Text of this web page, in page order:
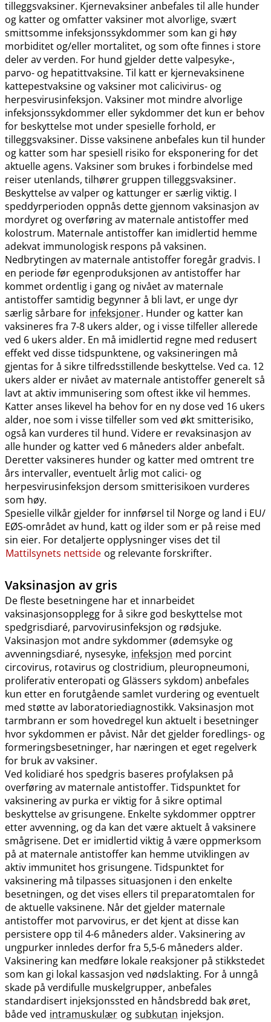
tilleggsvaksiner. Kjernevaksiner anbefales til alle hunder
og katter og omfatter vaksiner mot alvorlige, svært
smittsomme infeksjonssykdommer som kan gi høy
morbiditet og​/​eller mortalitet, og som ofte finnes i store
deler av verden. For hund gjelder dette valpesyke-,
parvo- og hepatittvaksine. Til katt er kjernevaksinene
kattepestvaksine og vaksiner mot calicivirus- og
herpesvirusinfeksjon. Vaksiner mot mindre alvorlige
infeksjonssykdommer eller sykdommer det kun er behov
for beskyttelse mot under spesielle forhold, er
tilleggsvaksiner. Disse vaksinene anbefales kun til hunder
og katter som har spesiell risiko for eksponering for det
aktuelle agens. Vaksiner som brukes i forbindelse med
reiser utenlands, tilhører gruppen tilleggsvaksiner.
Beskyttelse av valper og kattunger er særlig viktig. I
speddyrperioden oppnås dette gjennom vaksinasjon av
mordyret og overføring av maternale antistoffer med
kolostrum. Maternale antistoffer kan imidlertid hemme
adekvat immunologisk respons på vaksinen.
Nedbrytingen av maternale antistoffer foregår gradvis. I
en periode før egenproduksjonen av antistoffer har
kommet ordentlig i gang og nivået av maternale
antistoffer samtidig begynner å bli lavt, er unge dyr
særlig sårbare for infeksjoner. Hunder og katter kan
vaksineres fra 7-8 ukers alder, og i visse tilfeller allerede
ved 6 ukers alder. En må imidlertid regne med redusert
effekt ved disse tidspunktene, og vaksineringen må
gjentas for å sikre tilfredsstillende beskyttelse. Ved ca. 12
ukers alder er nivået av maternale antistoffer generelt så
lavt at aktiv immunisering som oftest ikke vil hemmes.
Katter anses likevel ha behov for en ny dose ved 16 ukers
alder, noe som i visse tilfeller som ved økt smitterisiko,
også kan vurderes til hund. Videre er revaksinasjon av
alle hunder og katter ved 6 måneders alder anbefalt.
Deretter vaksineres hunder og katter med omtrent tre
års intervaller, eventuelt årlig mot calici- og
herpesvirusinfeksjon dersom smitterisikoen vurderes
som høy.
Spesielle vilkår gjelder for innførsel til Norge og land i EU​/​
EØS-området av hund, katt og ilder som er på reise med
sin eier. For detaljerte opplysninger vises det til
Mattilsynets nettside og relevante forskrifter.
Vaksinasjon av gris
De fleste besetningene har et innarbeidet
vaksinasjonsopplegg for å sikre god beskyttelse mot
spedgrisdiaré, parvovirusinfeksjon og rødsjuke.
Vaksinasjon mot andre sykdommer (ødemsyke og
avvenningsdiaré, nysesyke, infeksjon med porcint
circovirus, rotavirus og clostridium, pleuropneumoni,
proliferativ enteropati og Glässers sykdom) anbefales
kun etter en forutgående samlet vurdering og eventuelt
med støtte av laboratoriediagnostikk. Vaksinasjon mot
tarmbrann er som hovedregel kun aktuelt i besetninger
hvor sykdommen er påvist. Når det gjelder foredlings- og
formeringsbesetninger, har næringen et eget regelverk
for bruk av vaksiner.
Ved kolidiaré hos spedgris baseres profylaksen på
overføring av maternale antistoffer. Tidspunktet for
vaksinering av purka er viktig for å sikre optimal
beskyttelse av grisungene. Enkelte sykdommer opptrer
etter avvenning, og da kan det være aktuelt å vaksinere
smågrisene. Det er imidlertid viktig å være oppmerksom
på at maternale antistoffer kan hemme utviklingen av
aktiv immunitet hos grisungene. Tidspunktet for
vaksinering må tilpasses situasjonen i den enkelte
besetningen, og det vises ellers til preparatomtalen for
de aktuelle vaksinene. Når det gjelder maternale
antistoffer mot parvovirus, er det kjent at disse kan
persistere opp til 4-6 måneders alder. Vaksinering av
ungpurker innledes derfor fra 5,5-6 måneders alder.
Vaksinering kan medføre lokale reaksjoner på stikkstedet
som kan gi lokal kassasjon ved nødslakting. For å unngå
skade på verdifulle muskelgrupper, anbefales
standardisert injeksjonssted en håndsbredd bak øret,
både ved intramuskulær og subkutan injeksjon.